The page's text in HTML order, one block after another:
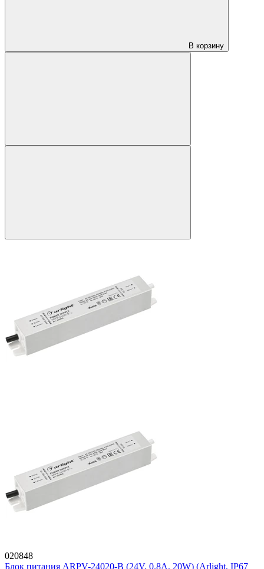
В корзину
020848
Блок питания ARPV-24020-B (24V, 0.8A, 20W) (Arlight, IP67